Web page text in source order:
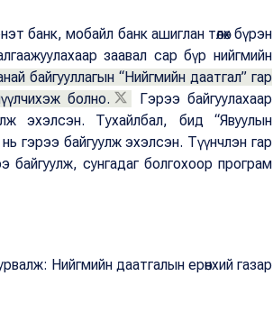
банк, мобайл банк ашиглан төлөх бүрэн
заавал сар бүр нийгмийн
байгууллагын “Нийгмийн даатгал” гар
болно.
Гэрээ байгуулахаар
эхэлсэн. Тухайлбал, бид “Явуулын
гэрээ байгуулж эхэлсэн. Түүнчлэн гар
сунгадаг болгохоор програм
Нийгмийн даатгалын ерөнхий газар